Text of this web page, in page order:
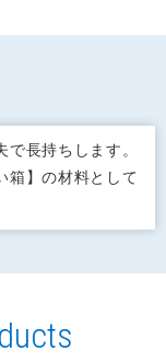
長持ちします。
箱】の材料として